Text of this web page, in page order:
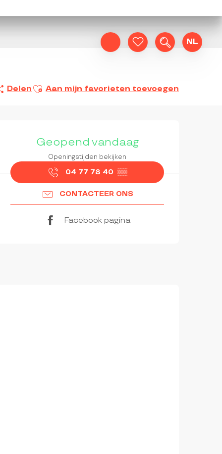
Zoek op
NL
Delen Ajouter aux favoris
Aan mijn favorieten toevoegen
OPENINGSTIJDEN EN
Geopend vandaag
Openingstijden bekijken
04 77 78 40 ▒▒
CONTACTEER ONS
Facebook pagina